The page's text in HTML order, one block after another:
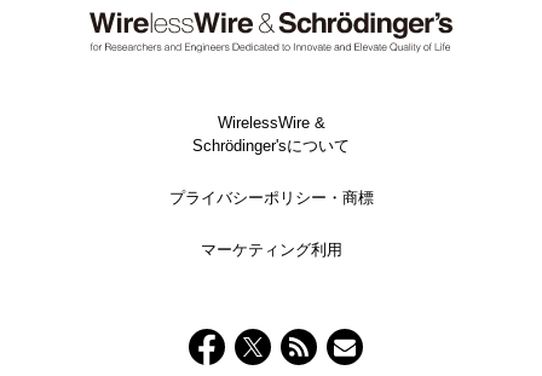
WirelessWire &
Schrödinger'sについて
プライバシーポリシー・商標
マーケティング利用